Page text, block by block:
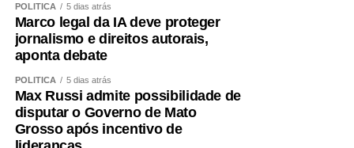
POLÍTICA 5 dias atrás
Marco legal da IA deve proteger
jornalismo e direitos autorais,
aponta debate
POLÍTICA 5 dias atrás
Max Russi admite possibilidade de
disputar o Governo de Mato
Grosso após incentivo de